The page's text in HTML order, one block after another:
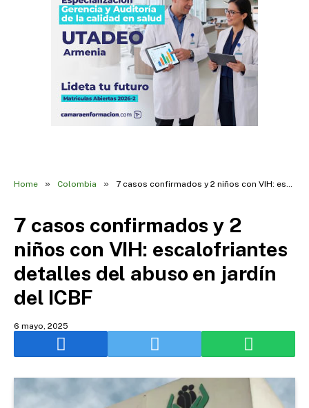
Home » Colombia » 7 casos confirmados y 2 niños con VIH: escalofriantes detalles del abuso en jardín del ICBF
7 casos confirmados y 2
niños con VIH: escalofriantes
detalles del abuso en jardín
del ICBF
6 mayo, 2025